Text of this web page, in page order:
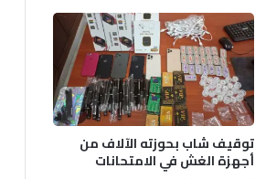
توقيف شاب بحوزته الآلاف من
أجهزة الغش في الامتحانات